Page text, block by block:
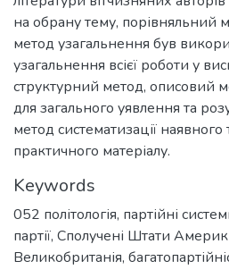
на обрану тему, порівняльний
метод узагальнення був
узагальнення всієї роботи у
структурний метод, описовий
для загального уявлення та
метод систематизації наявного
практичного матеріалу.
Keywords
052 політологія, партійні
партії, Сполучені Штати
Великобританія,